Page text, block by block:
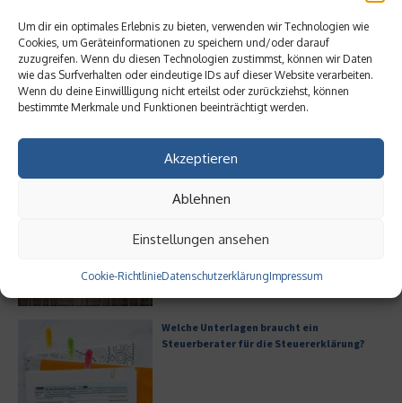
Um dir ein optimales Erlebnis zu bieten, verwenden wir Technologien wie
Cookies, um Geräteinformationen zu speichern und/oder darauf
zuzugreifen. Wenn du diesen Technologien zustimmst, können wir Daten
wie das Surfverhalten oder eindeutige IDs auf dieser Website verarbeiten.
Wenn du deine Einwillligung nicht erteilst oder zurückziehst, können
bestimmte Merkmale und Funktionen beeinträchtigt werden.
Akzeptieren
Ablehnen
Einstellungen ansehen
Cookie-RichtlinieDatenschutzerklärungImpressum
Hotellerie im Wandel der Zeit
Unternehmen
Welche Unterlagen braucht ein
Steuerberater für die Steuererklärung?